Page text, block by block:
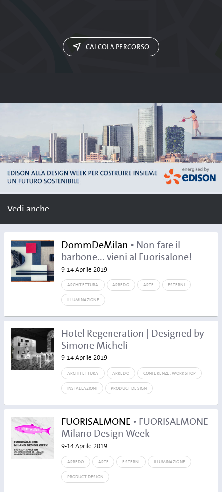
CALCOLA PERCORSO
Vedi anche...
DommDeMilan • Non fare il
barbone... vieni al Fuorisalone!
9-14 Aprile 2019
ARCHITETTURA ARREDO ARTE ESTERNI
ILLUMINAZIONE
Hotel Regeneration | Designed by
Simone Micheli
9-14 Aprile 2019
ARCHITETTURA ARREDO CONFERENZE, WORKSHOP
INSTALLAZIONI PRODUCT DESIGN
FUORISALMONE • FUORISALMONE
Milano Design Week
9-14 Aprile 2019
ARREDO ARTE ESTERNI ILLUMINAZIONE
PRODUCT DESIGN